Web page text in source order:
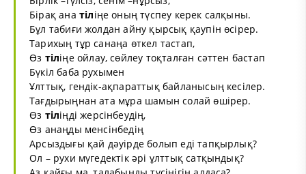
Бірақ ана тіліңе оның түспеу керек салқыны.
Бұл табиғи жолдан айну қырсық қаупін өсірер.
Тарихың тұр санаңа өткел тастап,
Өз тіліңе ойлау, сөйлеу тоқталған сәттен бастап
Бүкіл баба рухымен
Ұлттық, гендік-ақпараттық байланысың кесілер.
Тағдырыңнан ата мұра шамын солай өшірер.
Өз тіліңді жерсінбеудің,
Өз анаңды менсінбедің
Арсыздығы қай дәуірде болып еді тапқырлық?
Ол – рухи мүгедектік әрі ұлттық сатқындық?